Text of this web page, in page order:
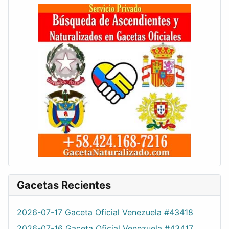
Gacetas Recientes
2026-07-17 Gaceta Oficial Venezuela #43418